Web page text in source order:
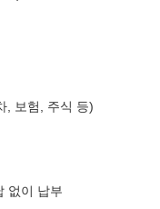
, 보험, 주식 등)
없이 납부